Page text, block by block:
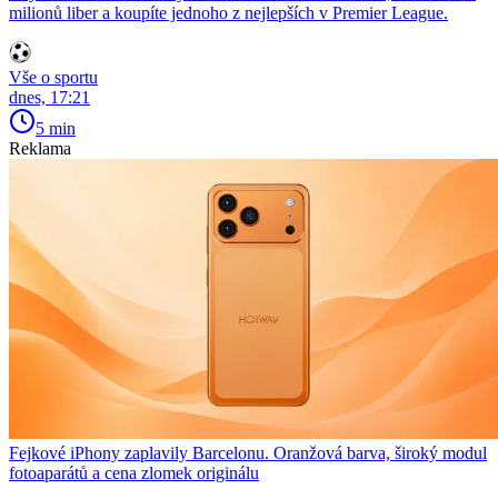
milionů liber a koupíte jednoho z nejlepších v Premier League.
Vše o sportu
dnes, 17:21
5 min
Reklama
Fejkové iPhony zaplavily Barcelonu. Oranžová barva, široký modul
fotoaparátů a cena zlomek originálu